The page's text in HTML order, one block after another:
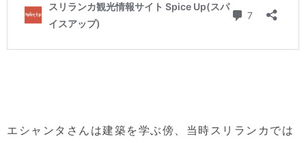
エシャンタさんは建築を学ぶ傍、当時スリランカでは